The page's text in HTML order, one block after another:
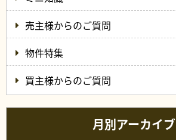
売主様からのご質問
物件特集
買主様からのご質問
月別アーカイブ